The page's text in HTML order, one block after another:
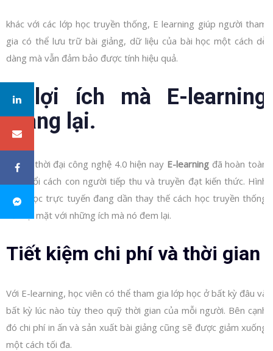
khác với các lớp học truyền thống, E learning giúp người tham
gia có thể lưu trữ bài giảng, dữ liệu của bài học một cách dễ
dàng mà vẫn đảm bảo được tính hiệu quả.
4 lợi ích mà E-learning
mang lại.
Trong thời đại công nghệ 4.0 hiện nay E-learningđã hoàn toàn
thay đổi cách con người tiếp thu và truyền đạt kiến thức. Hình
thức học trực tuyến đang dần thay thế cách học truyền thống
về mọi mặt với những ích mà nó đem lại.
Tiết kiệm chi phí và thời gian
Với E-learning, học viên có thể tham gia lớp học ở bất kỳ đâu và
bất kỳ lúc nào tùy theo quỹ thời gian của mỗi người. Bên cạnh
đó chi phí in ấn và sản xuất bài giảng cũng sẽ được giảm xuống
một cách tối đa.